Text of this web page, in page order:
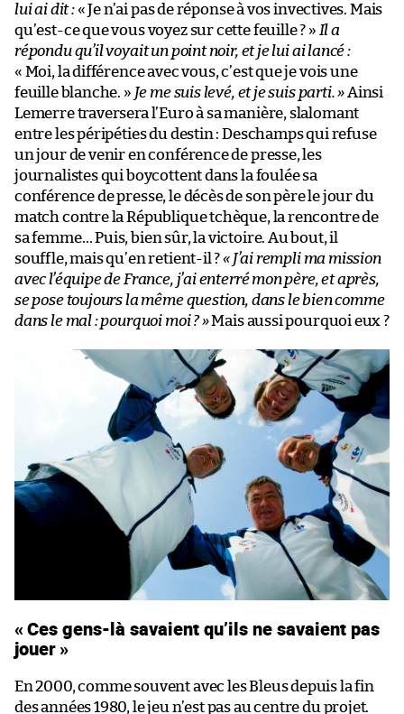
lui ai dit :« Je n’ai pas de réponse à vos invectives. Mais
qu’est-ce que vous voyez sur cette feuille ? » Il a
répondu qu’il voyait un point noir, et je lui ai lancé :
« Moi, la différence avec vous, c’est que je vois une
feuille blanche. » Je me suis levé, et je suis parti. »Ainsi
Lemerre traversera l’Euro à sa manière, slalomant
entre les péripéties du destin : Deschamps qui refuse
un jour de venir en conférence de presse, les
journalistes qui boycottent dans la foulée sa
conférence de presse, le décès de son père le jour du
match contre la République tchèque, la rencontre de
sa femme… Puis, bien sûr, la victoire. Au bout, il
souffle, mais qu’en retient-il ?« J’ai rempli ma mission
avec l’équipe de France, j’ai enterré mon père, et après,
se pose toujours la même question, dans le bien comme
dans le mal : pourquoi moi ? »Mais aussi pourquoi eux ?
« Ces gens-là savaient qu’ils ne savaient pas
jouer »
En 2000, comme souvent avec les Bleus depuis la fin
des années 1980, le jeu n’est pas au centre du projet.